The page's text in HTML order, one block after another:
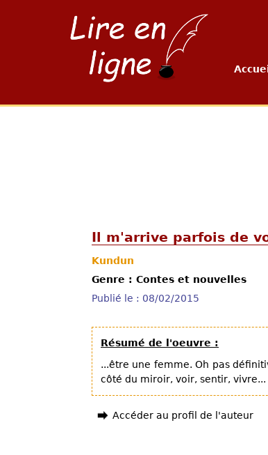
Il m'arrive parfois de
Kundun
Genre : Contes et nouvelles
Publié le : 08/02/2015
Résumé de l'oeuvre :
...être une femme. Oh pas
côté du miroir, voir, sentir, vivre...
Accéder au profil de l'auteur